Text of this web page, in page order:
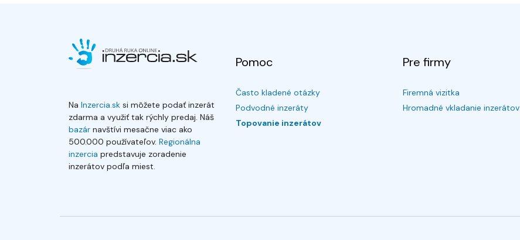
Na Inzercia.sk si môžete podať inzerát
zdarma a využiť tak rýchly predaj. Náš
bazár navštívi mesačne viac ako
500.000 používateľov. Regionálna
inzercia predstavuje zoradenie
inzerátov podľa miest.
Pomoc
Často kladené otázky
Podvodné inzeráty
Topovanie inzerátov
Pre firmy
Firemná vizitka
Hromadné vkladanie inzerátov